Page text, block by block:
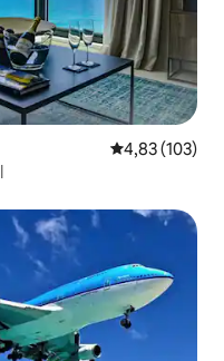
4,83 de uma
4,83 (103)